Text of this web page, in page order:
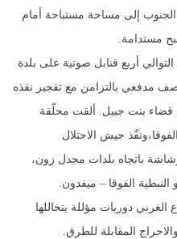
الجنوب إلى مساحة مستباحة أمام
مستدامة.
4 مرات على التوالي أربع قنابل صوتية على بلدة
مدفعي بالتزامن مع تفجير نفذه
قضاء بنت جبيل. ألقت محلّقة
جيش الاحتلال
باتجاه بلدات مجدل زون،
الفوقا – ميفدون.
دوريات مؤللة يتخاللها
المقابلة للطرق.